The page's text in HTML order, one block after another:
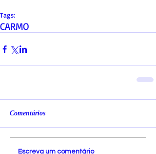
Tags:
CARMO
Comentários
Escreva um comentário